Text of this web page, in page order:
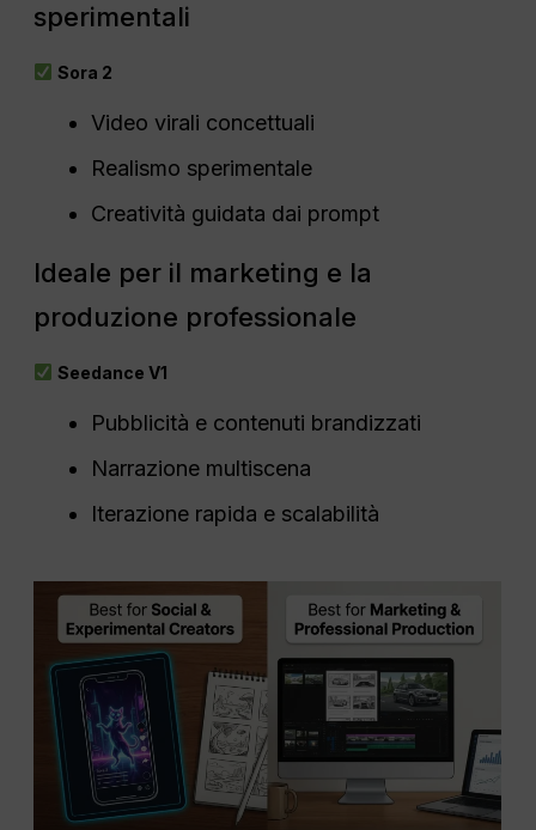
sperimentali
Sora 2
Video virali concettuali
Realismo sperimentale
Creatività guidata dai prompt
Ideale per il marketing e la
produzione professionale
Seedance V1
Pubblicità e contenuti brandizzati
Narrazione multiscena
Iterazione rapida e scalabilità